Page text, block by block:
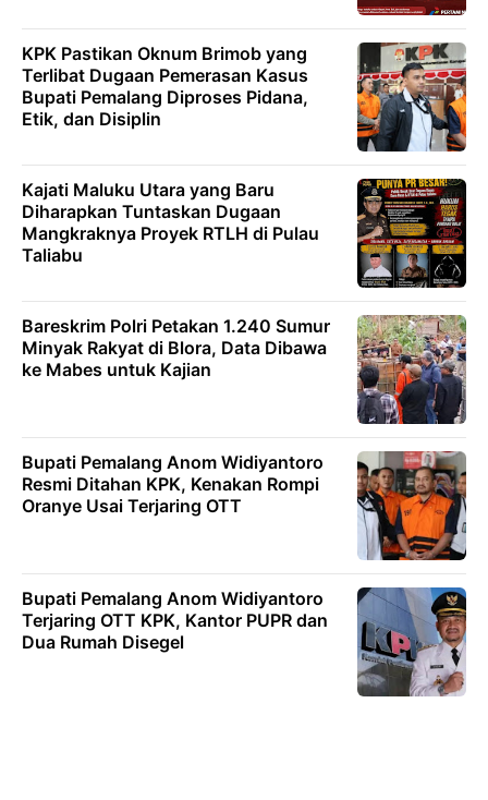
KPK Pastikan Oknum Brimob yang
Terlibat Dugaan Pemerasan Kasus
Bupati Pemalang Diproses Pidana,
Etik, dan Disiplin
Kajati Maluku Utara yang Baru
Diharapkan Tuntaskan Dugaan
Mangkraknya Proyek RTLH di Pulau
Taliabu
Bareskrim Polri Petakan 1.240 Sumur
Minyak Rakyat di Blora, Data Dibawa
ke Mabes untuk Kajian
Bupati Pemalang Anom Widiyantoro
Resmi Ditahan KPK, Kenakan Rompi
Oranye Usai Terjaring OTT
Bupati Pemalang Anom Widiyantoro
Terjaring OTT KPK, Kantor PUPR dan
Dua Rumah Disegel